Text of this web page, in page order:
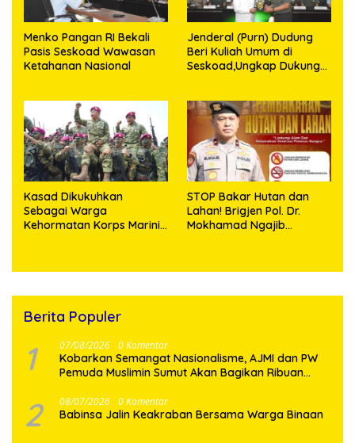
Menko Pangan RI Bekali
Pasis Seskoad Wawasan
Ketahanan Nasional
Jenderal (Purn) Dudung
Beri Kuliah Umum di
Seskoad,Ungkap Dukung
Kasad Dikukuhkan
Sebagai Warga
Kehormatan Korps Marinir
STOP Bakar Hutan dan
Lahan! Brigjen Pol. Dr.
Mokhamad Ngajib
Berita Populer
1 07/08/2026 0 Komentar
Kobarkan Semangat Nasionalisme, AJMI dan PW
Pemuda Muslimin Sumut Akan Bagikan Ribuan
2 08/07/2026 0 Komentar
Babinsa Jalin Keakraban Bersama Warga Binaan